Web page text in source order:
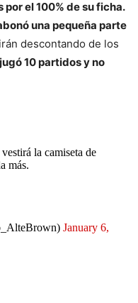
el 100% de su ficha.
una pequeña parte
descontando de los
10 partidos y no
la camiseta de
más.
January 6,